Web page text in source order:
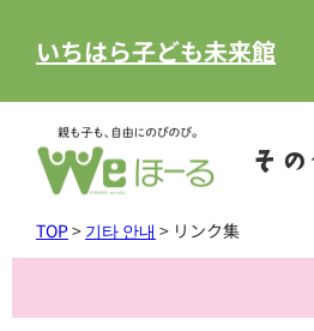
いちはら子ども未来館
そ
TOP> 기타 안내 > リンク集